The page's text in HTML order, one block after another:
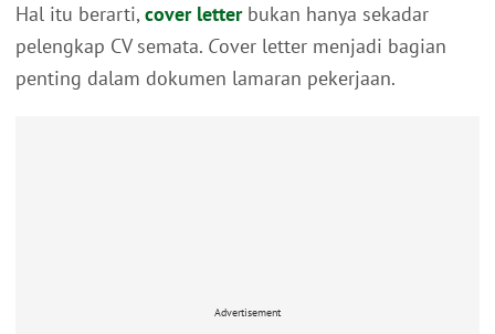
Hal itu berarti, cover letterbukan hanya sekadar
pelengkap CV semata. Cover letter menjadi bagian
penting dalam dokumen lamaran pekerjaan.
Advertisement